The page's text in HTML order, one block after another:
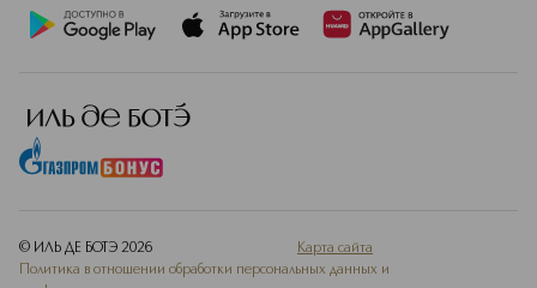
© ИЛЬ ДЕ БОТЭ 2026
Карта сайта
Политика в отношении обработки персональных данных и